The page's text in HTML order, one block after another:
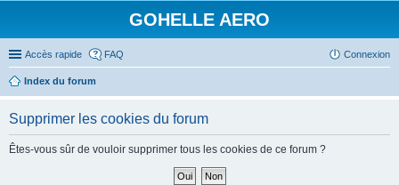
GOHELLE AERO
Accès rapide FAQ Connexion
Index du forum
Supprimer les cookies du forum
Êtes-vous sûr de vouloir supprimer tous les cookies de ce forum ?